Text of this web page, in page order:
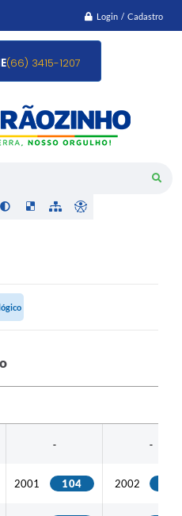
Login / Cadastro
(66) 3415-1207
- -
2001 104 2002